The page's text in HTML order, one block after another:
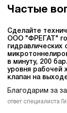
Частые
Сделайте
ООО "ФРЕГАТ"
гидравлических
в минуту, 200
уровня рабочей
клапан на
Благодарим за
ответ специалиста